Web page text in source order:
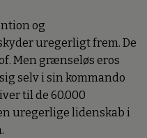
og
uregerligt frem. De
Men grænseløs eros
selv i sin kommando
til de 60.000
uregerlige lidenskab i